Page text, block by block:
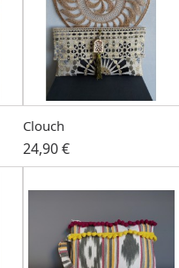
Clouch
24,90 €